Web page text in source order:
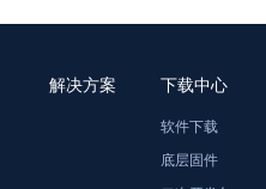
解决方案 下载中心
软件下载
底层固件